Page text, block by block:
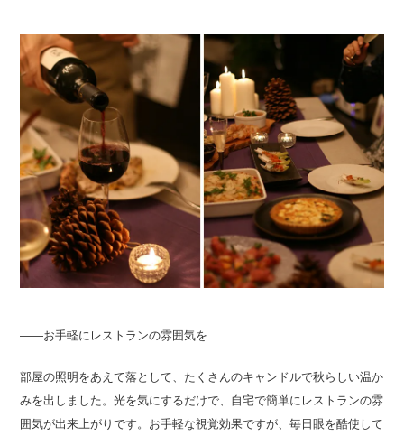
――お手軽にレストランの雰囲気を
部屋の照明をあえて落として、たくさんのキャンドルで秋らしい温か
みを出しました。光を気にするだけで、自宅で簡単にレストランの雰
囲気が出来上がりです。お手軽な視覚効果ですが、毎日眼を酷使して